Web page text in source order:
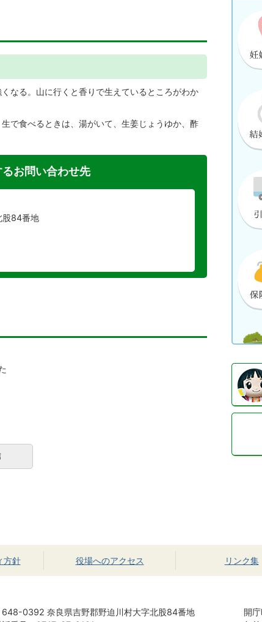
なる。山に行くと香りで生えているところがわか
で食べるときは、湯がいて、生姜じょうゆか、酢
お問い合わせ先
股84番地
方針 役場へのアクセス リンク集
648-0392 奈良県吉野郡野迫川村大字北股84番地
開